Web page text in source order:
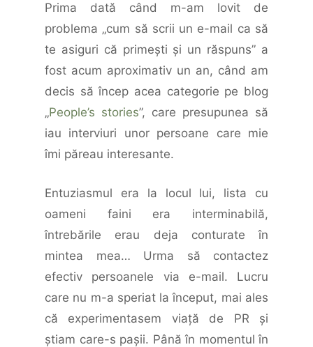
Prima dată când m-am lovit de
problema „cum să scrii un e-mail ca să
te asiguri că primești și un răspuns” a
fost acum aproximativ un an, când am
decis să încep acea categorie pe blog
„People’s stories”, care presupunea să
iau interviuri unor persoane care mie
îmi păreau interesante.
Entuziasmul era la locul lui, lista cu
oameni faini era interminabilă,
întrebările erau deja conturate în
mintea mea… Urma să contactez
efectiv persoanele via e-mail. Lucru
care nu m-a speriat la început, mai ales
că experimentasem viaţă de PR şi
ştiam care-s paşii. Până în momentul în